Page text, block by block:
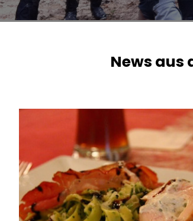
News aus